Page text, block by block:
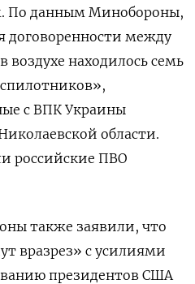
По данным Минобороны,
между
находилось семь
с ВПК Украины
области.
российские ПВО
также заявили, что
вразрез» с усилиями
президентов США